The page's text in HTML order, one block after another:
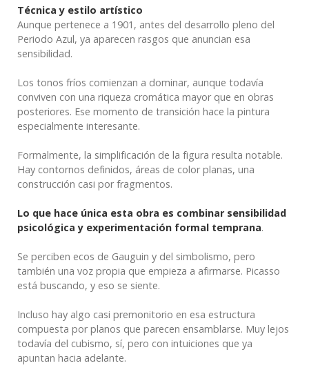
Técnica y estilo artístico
Aunque pertenece a 1901, antes del desarrollo pleno del
Periodo Azul, ya aparecen rasgos que anuncian esa
sensibilidad.
Los tonos fríos comienzan a dominar, aunque todavía
conviven con una riqueza cromática mayor que en obras
posteriores. Ese momento de transición hace la pintura
especialmente interesante.
Formalmente, la simplificación de la figura resulta notable.
Hay contornos definidos, áreas de color planas, una
construcción casi por fragmentos.
Lo que hace única esta obra es combinar sensibilidad
psicológica y experimentación formal temprana.
Se perciben ecos de Gauguin y del simbolismo, pero
también una voz propia que empieza a afirmarse. Picasso
está buscando, y eso se siente.
Incluso hay algo casi premonitorio en esa estructura
compuesta por planos que parecen ensamblarse. Muy lejos
todavía del cubismo, sí, pero con intuiciones que ya
apuntan hacia adelante.